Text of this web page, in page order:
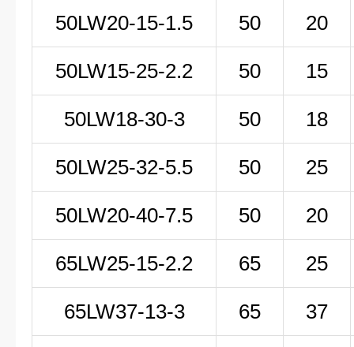
50LW20-15-1.5 50 20
50LW15-25-2.2 50 15
50LW18-30-3 50 18
50LW25-32-5.5 50 25
50LW20-40-7.5 50 20
65LW25-15-2.2 65 25
65LW37-13-3 65 37